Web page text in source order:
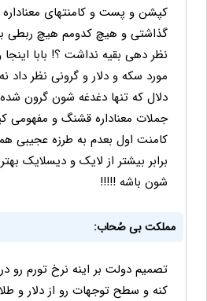
کپشن و پست و کامنتهای معناداره
گذاشتی و هیچ کدومم هیچ ربطی
نظر دهی بقیه نداشت ؟! بابا اینجا
مورد سکه و دلار و گرونی نظر داد
دلال که تنها دغدغه شون گرون
جملات معناداره قشنگ و مفهومی
کامنت اول بعدم به طرزه عجیبی
برابر بیشتر از لایک و دیسلایک
شون باشه !!!!!
مملکت بی صُحاب:
تصمیم دولت بر اینه نرخ تورم رو
کنه و سطح توجهات رو از دلار و طلا